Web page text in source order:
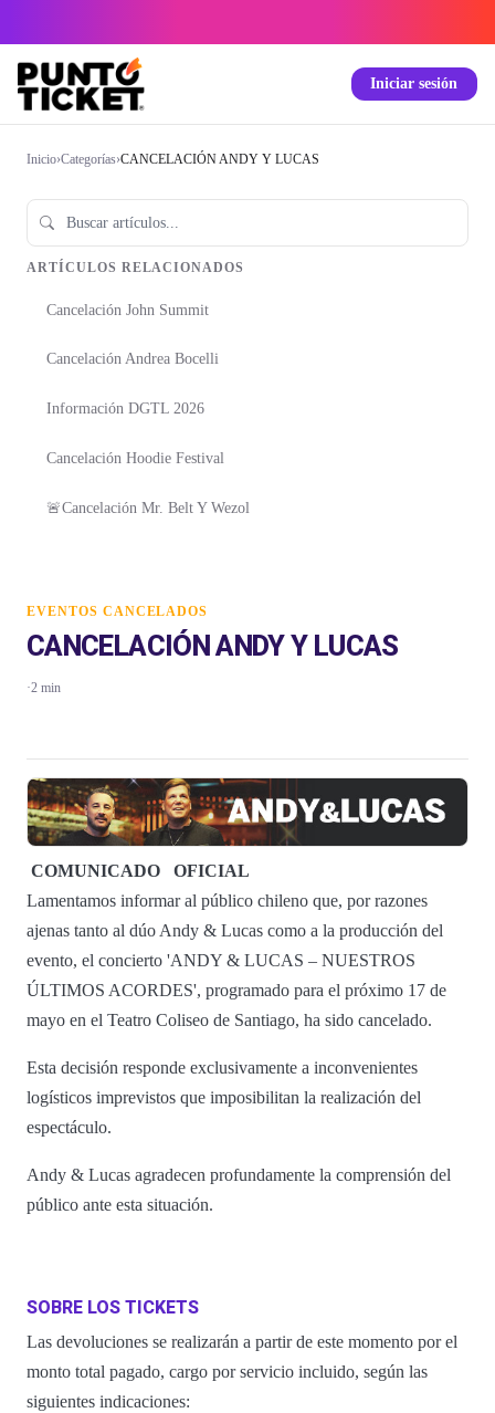
Iniciar sesión
Inicio›Categorías›CANCELACIÓN ANDY Y LUCAS
ARTÍCULOS RELACIONADOS
Cancelación John Summit
Cancelación Andrea Bocelli
Información DGTL 2026
Cancelación Hoodie Festival
🚨Cancelación Mr. Belt Y Wezol
EVENTOS CANCELADOS
CANCELACIÓN ANDY Y LUCAS
·2 min
COMUNICADO
OFICIAL
Lamentamos informar al público chileno que, por razones
ajenas tanto al dúo Andy & Lucas como a la producción del
evento, el concierto 'ANDY & LUCAS – NUESTROS
ÚLTIMOS ACORDES', programado para el próximo 17 de
mayo en el Teatro Coliseo de Santiago, ha sido cancelado.
Esta decisión responde exclusivamente a inconvenientes
logísticos imprevistos que imposibilitan la realización del
espectáculo.
Andy & Lucas agradecen profundamente la comprensión del
público ante esta situación.
SOBRE LOS TICKETS
Las devoluciones se realizarán a partir de este momento por el
monto total pagado, cargo por servicio incluido, según las
siguientes indicaciones: